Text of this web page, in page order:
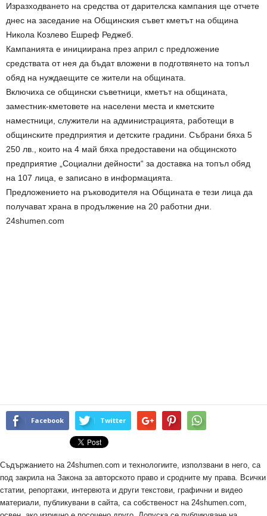
Изразходването на средства от дарителска кампания ще отчете
днес на заседание на Общинския съвет кметът на община
Никола Козлево Ешреф Реджеб.
Кампанията е инициирана през април с предложение
средствата от нея да бъдат вложени в подготвянето на топъл
обяд на нуждаещите се жители на общината.
Включиха се общински съветници, кметът на общината,
заместник-кметовете на населени места и кметските
наместници, служители на администрацията, работещи в
общинските предприятия и детските градини. Събрани бяха 5
250 лв., които на 4 май бяха предоставени на общинското
предприятие „Социални дейности“ за доставка на топъл обяд
на 107 лица, е записано в информацията.
Предложението на ръководителя на Общината е тези лица да
получават храна в продължение на 20 работни дни.
24shumen.com
Facebook Twitter
Съдържанието на 24shumen.com и технологиите, използвани в него, са
под закрила на Закона за авторското право и сродните му права. Всички
статии, репортажи, интервюта и други текстови, графични и видео
материали, публикувани в сайта, са собственост на 24shumen.com,